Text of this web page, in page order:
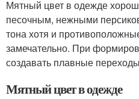
Мятный цвет в одежде
песочным, нежными
тона хотя и
замечательно. При
создавать плавные
Мятный цвет в одежде